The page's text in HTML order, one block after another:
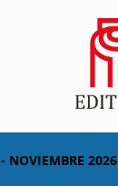
NOVIEMBRE 2026